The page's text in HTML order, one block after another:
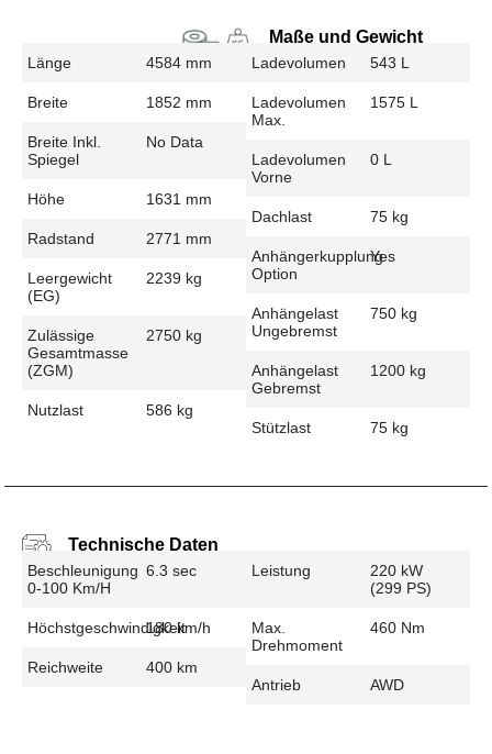
Maße und Gewicht
Länge 4584 mm
Breite 1852 mm
Breite Inkl.
Spiegel
No Data
Höhe 1631 mm
Radstand 2771 mm
Leergewicht
(EG)
2239 kg
Zulässige
Gesamtmasse
(zGM)
2750 kg
Nutzlast 586 kg
Ladevolumen 543 L
Ladevolumen
Max.
1575 L
Ladevolumen
Vorne
0 L
Dachlast 75 kg
Anhängerkupplung
Option
Yes
Anhängelast
Ungebremst
750 kg
Anhängelast
Gebremst
1200 kg
Stützlast 75 kg
Technische Daten
Beschleunigung
0-100 Km/h
6.3 sec
Höchstgeschwindigkeit
180 km/h
Reichweite 400 km
Leistung
220 kW
(299 PS)
Max.
Drehmoment
460 Nm
Antrieb AWD